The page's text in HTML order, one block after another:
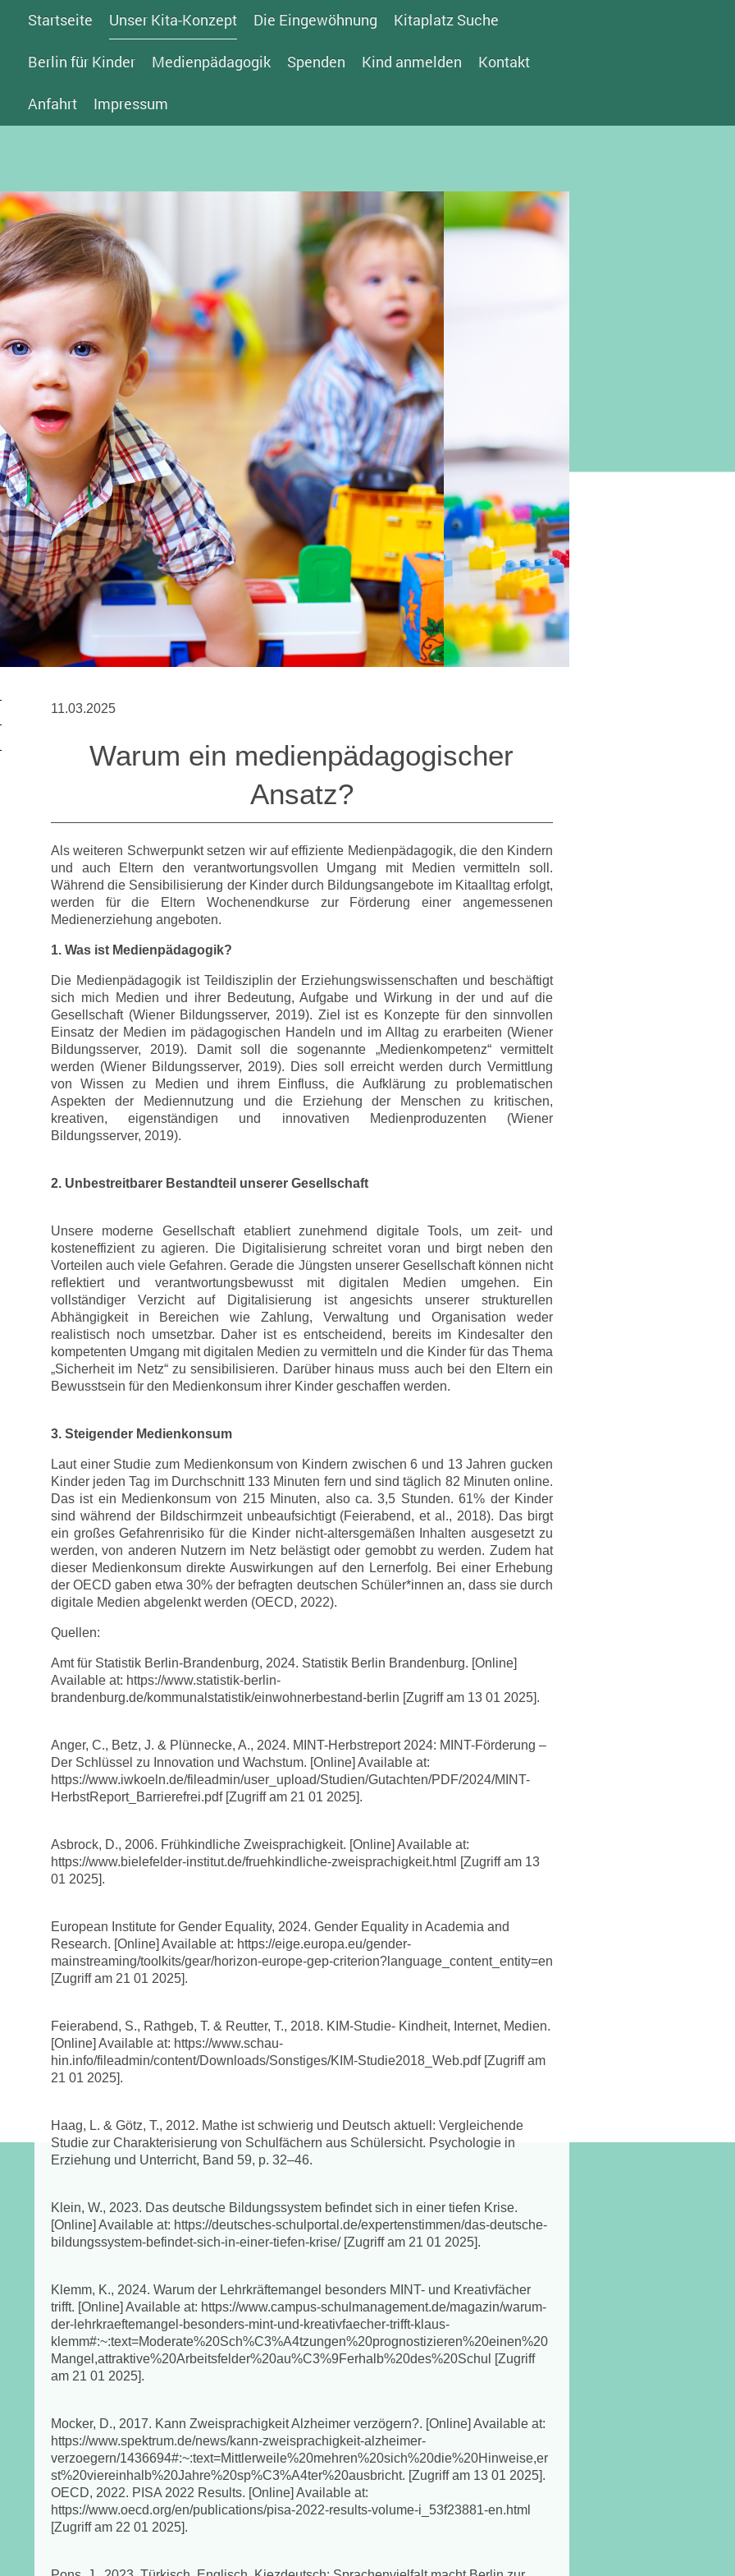
Startseite Unser Kita-Konzept Die Eingewöhnung Kitaplatz Suche
Berlin für Kinder Medienpädagogik Spenden Kind anmelden Kontakt
Anfahrt Impressum
11.03.2025
Warum ein medienpädagogischer
Ansatz?
Als weiteren Schwerpunkt setzen wir auf effiziente Medienpädagogik, die den Kindern
und auch Eltern den verantwortungsvollen Umgang mit Medien vermitteln soll.
Während die Sensibilisierung der Kinder durch Bildungsangebote im Kitaalltag erfolgt,
werden für die Eltern Wochenendkurse zur Förderung einer angemessenen
Medienerziehung angeboten.
1. Was ist Medienpädagogik?
Die Medienpädagogik ist Teildisziplin der Erziehungswissenschaften und beschäftigt
sich mich Medien und ihrer Bedeutung, Aufgabe und Wirkung in der und auf die
Gesellschaft (Wiener Bildungsserver, 2019). Ziel ist es Konzepte für den sinnvollen
Einsatz der Medien im pädagogischen Handeln und im Alltag zu erarbeiten (Wiener
Bildungsserver, 2019). Damit soll die sogenannte „Medienkompetenz“ vermittelt
werden (Wiener Bildungsserver, 2019). Dies soll erreicht werden durch Vermittlung
von Wissen zu Medien und ihrem Einfluss, die Aufklärung zu problematischen
Aspekten der Mediennutzung und die Erziehung der Menschen zu kritischen,
kreativen, eigenständigen und innovativen Medienproduzenten (Wiener
Bildungsserver, 2019).
2. Unbestreitbarer Bestandteil unserer Gesellschaft
Unsere moderne Gesellschaft etabliert zunehmend digitale Tools, um zeit- und
kosteneffizient zu agieren. Die Digitalisierung schreitet voran und birgt neben den
Vorteilen auch viele Gefahren. Gerade die Jüngsten unserer Gesellschaft können nicht
reflektiert und verantwortungsbewusst mit digitalen Medien umgehen. Ein
vollständiger Verzicht auf Digitalisierung ist angesichts unserer strukturellen
Abhängigkeit in Bereichen wie Zahlung, Verwaltung und Organisation weder
realistisch noch umsetzbar. Daher ist es entscheidend, bereits im Kindesalter den
kompetenten Umgang mit digitalen Medien zu vermitteln und die Kinder für das Thema
„Sicherheit im Netz“ zu sensibilisieren. Darüber hinaus muss auch bei den Eltern ein
Bewusstsein für den Medienkonsum ihrer Kinder geschaffen werden.
3. Steigender Medienkonsum
Laut einer Studie zum Medienkonsum von Kindern zwischen 6 und 13 Jahren gucken
Kinder jeden Tag im Durchschnitt 133 Minuten fern und sind täglich 82 Minuten online.
Das ist ein Medienkonsum von 215 Minuten, also ca. 3,5 Stunden. 61% der Kinder
sind während der Bildschirmzeit unbeaufsichtigt (Feierabend, et al., 2018). Das birgt
ein großes Gefahrenrisiko für die Kinder nicht-altersgemäßen Inhalten ausgesetzt zu
werden, von anderen Nutzern im Netz belästigt oder gemobbt zu werden. Zudem hat
dieser Medienkonsum direkte Auswirkungen auf den Lernerfolg. Bei einer Erhebung
der OECD gaben etwa 30% der befragten deutschen Schüler*innen an, dass sie durch
digitale Medien abgelenkt werden (OECD, 2022).
Quellen:
Amt für Statistik Berlin-Brandenburg, 2024. Statistik Berlin Brandenburg. [Online]
Available at: https://www.statistik-berlin-
brandenburg.de/kommunalstatistik/einwohnerbestand-berlin [Zugriff am 13 01 2025].
Anger, C., Betz, J. & Plünnecke, A., 2024. MINT-Herbstreport 2024: MINT-Förderung –
Der Schlüssel zu Innovation und Wachstum. [Online] Available at:
https://www.iwkoeln.de/fileadmin/user_upload/Studien/Gutachten/PDF/2024/MINT-
HerbstReport_Barrierefrei.pdf [Zugriff am 21 01 2025].
Asbrock, D., 2006. Frühkindliche Zweisprachigkeit. [Online] Available at:
https://www.bielefelder-institut.de/fruehkindliche-zweisprachigkeit.html [Zugriff am 13
01 2025].
European Institute for Gender Equality, 2024. Gender Equality in Academia and
Research. [Online] Available at: https://eige.europa.eu/gender-
mainstreaming/toolkits/gear/horizon-europe-gep-criterion?language_content_entity=en
[Zugriff am 21 01 2025].
Feierabend, S., Rathgeb, T. & Reutter, T., 2018. KIM-Studie- Kindheit, Internet, Medien.
[Online] Available at: https://www.schau-
hin.info/fileadmin/content/Downloads/Sonstiges/KIM-Studie2018_Web.pdf [Zugriff am
21 01 2025].
Haag, L. & Götz, T., 2012. Mathe ist schwierig und Deutsch aktuell: Vergleichende
Studie zur Charakterisierung von Schulfächern aus Schülersicht. Psychologie in
Erziehung und Unterricht, Band 59, p. 32–46.
Klein, W., 2023. Das deutsche Bildungssystem befindet sich in einer tiefen Krise.
[Online] Available at: https://deutsches-schulportal.de/expertenstimmen/das-deutsche-
bildungssystem-befindet-sich-in-einer-tiefen-krise/ [Zugriff am 21 01 2025].
Klemm, K., 2024. Warum der Lehrkräftemangel besonders MINT- und Kreativfächer
trifft. [Online] Available at: https://www.campus-schulmanagement.de/magazin/warum-
der-lehrkraeftemangel-besonders-mint-und-kreativfaecher-trifft-klaus-
klemm#:~:text=Moderate%20Sch%C3%A4tzungen%20prognostizieren%20einen%20
Mangel,attraktive%20Arbeitsfelder%20au%C3%9Ferhalb%20des%20Schul [Zugriff
am 21 01 2025].
Mocker, D., 2017. Kann Zweisprachigkeit Alzheimer verzögern?. [Online] Available at:
https://www.spektrum.de/news/kann-zweisprachigkeit-alzheimer-
verzoegern/1436694#:~:text=Mittlerweile%20mehren%20sich%20die%20Hinweise,er
st%20viereinhalb%20Jahre%20sp%C3%A4ter%20ausbricht. [Zugriff am 13 01 2025].
OECD, 2022. PISA 2022 Results. [Online] Available at:
https://www.oecd.org/en/publications/pisa-2022-results-volume-i_53f23881-en.html
[Zugriff am 22 01 2025].